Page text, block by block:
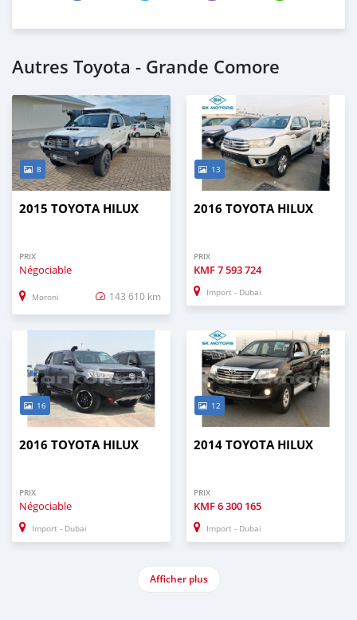
Autres Toyota - Grande Comore
8
2015 TOYOTA HILUX
PRIX
Négociable
Moroni 143 610 km
13
2016 TOYOTA HILUX
PRIX
KMF7 593 724
Import - Dubai
16
2016 TOYOTA HILUX
PRIX
Négociable
Import - Dubai
12
2014 TOYOTA HILUX
PRIX
KMF6 300 165
Import - Dubai
Afficher plus